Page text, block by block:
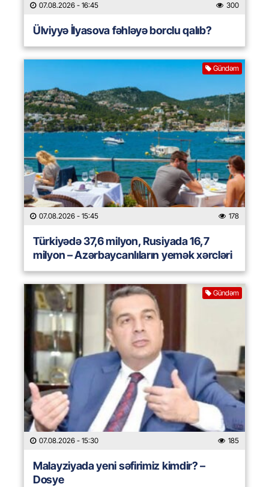
07.08.2026 - 16:45 300
Ülviyyə İlyasova fəhləyə borclu qalıb?
Gündəm
07.08.2026 - 15:45 178
Türkiyədə 37,6 milyon, Rusiyada 16,7
milyon – Azərbaycanlıların yemək xərcləri
Gündəm
07.08.2026 - 15:30 185
Malayziyada yeni səfirimiz kimdir? –
Dosye